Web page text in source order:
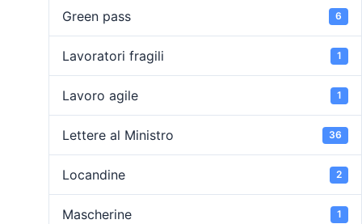
Green pass 6
Lavoratori fragili 1
Lavoro agile 1
Lettere al Ministro 36
Locandine 2
Mascherine 1